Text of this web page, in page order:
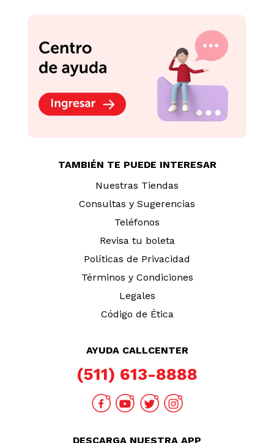
TAMBIÉN TE PUEDE INTERESAR
Nuestras Tiendas
Consultas y Sugerencias
Teléfonos
Revisa tu boleta
Políticas de Privacidad
Términos y Condiciones
Legales
Código de Ética
AYUDA CALLCENTER
(511) 613-8888
DESCARGA NUESTRA APP